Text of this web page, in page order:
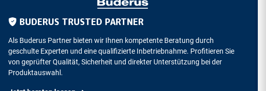
BUDERUS TRUSTED PARTNER
Als Buderus Partner bieten wir Ihnen kompetente Beratung durch
geschulte Experten und eine qualifizierte Inbetriebnahme. Profitieren Sie
von geprüfter Qualität, Sicherheit und direkter Unterstützung bei der
Produktauswahl.